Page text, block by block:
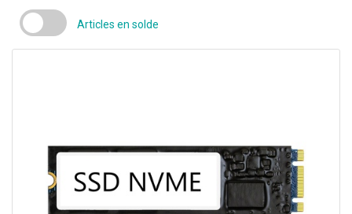
Articles en solde